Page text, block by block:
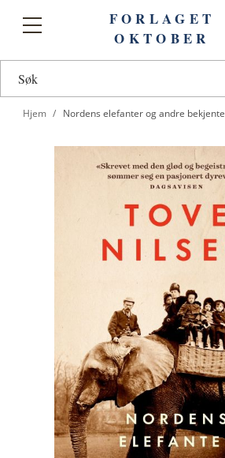
Toggle
FORLAGET
OKTOBER
Hjem Nordens elefanter og andre bekjente